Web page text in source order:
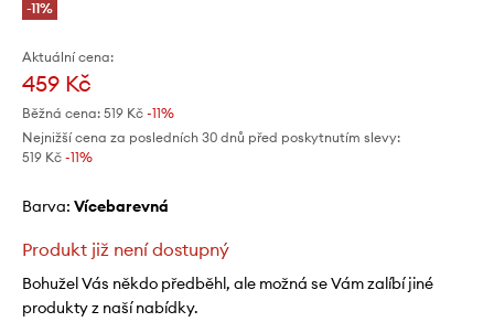
-11%
Aktuální cena:
459 Kč
Běžná cena: 519 Kč -11%
Nejnižší cena za posledních 30 dnů před poskytnutím slevy:
519 Kč -11%
Barva: vícebarevná
Produkt již není dostupný
Bohužel Vás někdo předběhl, ale možná se Vám zalíbí jiné
produkty z naší nabídky.